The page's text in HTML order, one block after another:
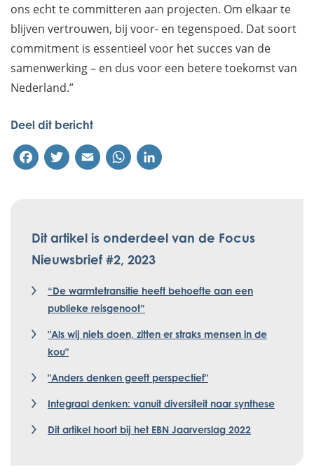
ons echt te committeren aan projecten. Om elkaar te
blijven vertrouwen, bij voor- en tegenspoed. Dat soort
commitment is essentieel voor het succes van de
samenwerking – en dus voor een betere toekomst van
Nederland.”
Deel dit bericht
FacebookTwitterEmail WhatsApp
Dit artikel is onderdeel van de Focus
Nieuwsbrief #2, 2023
“De warmtetransitie heeft behoefte aan een
publieke reisgenoot”
"Als wij niets doen, zitten er straks mensen in de
kou"
"Anders denken geeft perspectief"
Integraal denken: vanuit diversiteit naar synthese
Dit artikel hoort bij het EBN Jaarverslag 2022